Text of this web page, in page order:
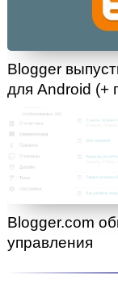
Blogger
для Android (+
Blogger.com
управления